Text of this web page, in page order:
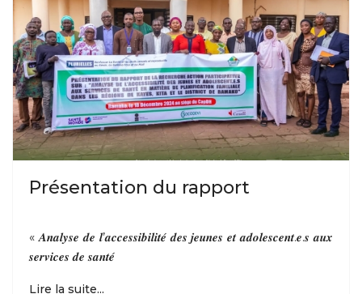
Présentation du rapport
« 𝑨𝒏𝒂𝒍𝒚𝒔𝒆 𝒅𝒆 𝒍’𝒂𝒄𝒄𝒆𝒔𝒔𝒊𝒃𝒊𝒍𝒊𝒕𝒆́ 𝒅𝒆𝒔 𝒋𝒆𝒖𝒏𝒆𝒔 𝒆𝒕 𝒂𝒅𝒐𝒍𝒆𝒔𝒄𝒆𝒏𝒕.𝒆.𝒔 𝒂𝒖𝒙
𝒔𝒆𝒓𝒗𝒊𝒄𝒆𝒔 𝒅𝒆 𝒔𝒂𝒏𝒕𝒆́
Lire la suite...